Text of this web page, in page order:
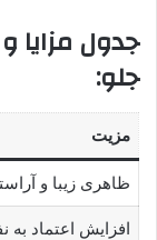
جدول مزایا
جلو:
مزیت
ظاهری زیبا و
افزایش اعتماد به